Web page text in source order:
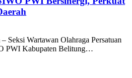
Seksi Wartawan Olahraga Persatuan
PWI Kabupaten Belitung…